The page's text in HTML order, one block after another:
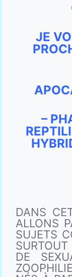
JE
–
DANS
ALLONS
SUJETS
DE